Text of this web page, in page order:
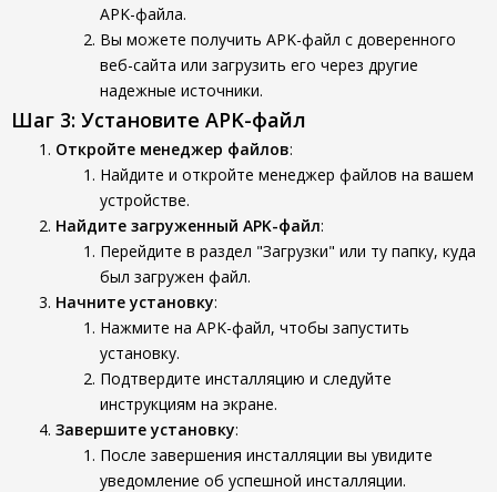
APK-файла.
Вы можете получить APK-файл с доверенного
веб-сайта или загрузить его через другие
надежные источники.
Шаг 3: Установите APK-файл
Откройте менеджер файлов:
Найдите и откройте менеджер файлов на вашем
устройстве.
Найдите загруженный APK-файл:
Перейдите в раздел "Загрузки" или ту папку, куда
был загружен файл.
Начните установку:
Нажмите на APK-файл, чтобы запустить
установку.
Подтвердите инсталляцию и следуйте
инструкциям на экране.
Завершите установку:
После завершения инсталляции вы увидите
уведомление об успешной инсталляции.